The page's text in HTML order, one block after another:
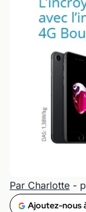
Par Charlotte -
Ajoutez-nous